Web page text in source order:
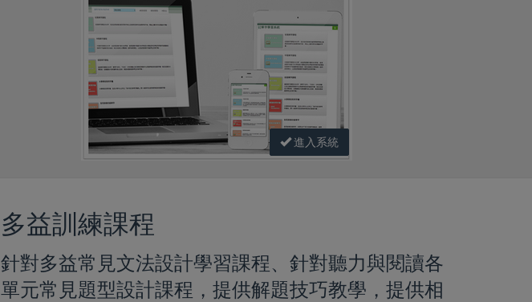
進入系統
多益訓練課程
針對多益常見文法設計學習課程、針對聽力與閱讀各
單元常見題型設計課程，提供解題技巧教學，提供相